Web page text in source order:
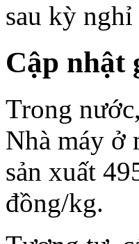
sau kỳ
Cập nhật
Trong
Nhà máy ở
sản xuất
đồng/kg.